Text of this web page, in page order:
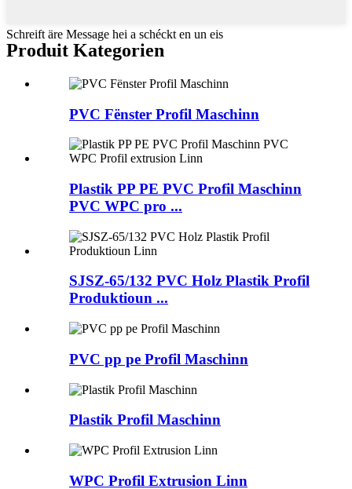
Schreift äre Message hei a schéckt en un eis
Produit Kategorien
PVC Fënster Profil Maschinn
Plastik PP PE PVC Profil Maschinn
PVC WPC pro ...
SJSZ-65/132 PVC Holz Plastik Profil
Produktioun ...
PVC pp pe Profil Maschinn
Plastik Profil Maschinn
WPC Profil Extrusion Linn